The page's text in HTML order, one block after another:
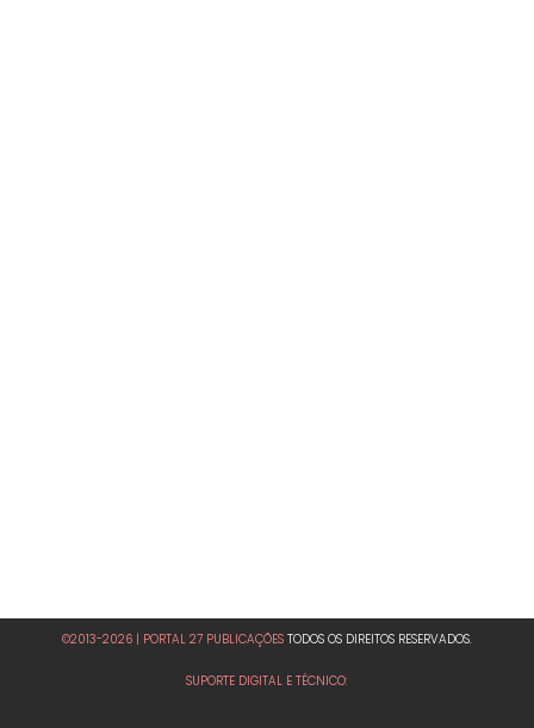
©2013-2026 | PORTAL 27 PUBLICAÇÕES TODOS OS DIREITOS RESERVADOS.
SUPORTE DIGITAL E TÉCNICO: